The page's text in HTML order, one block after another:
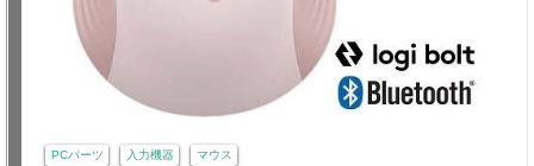
PCパーツ 入力機器 マウス